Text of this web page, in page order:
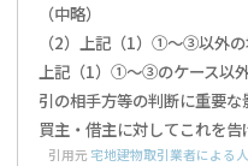
（中略）
（2）上記（1）①～③以外
上記（1）①～③のケース以
引の相手方等の判断に重要な
買主・借主に対してこれを告
引用元 宅地建物取引業者による